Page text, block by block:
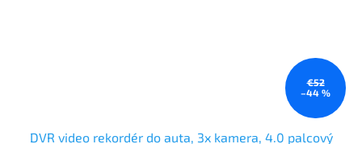
€52
–44 %
DVR video rekordér do auta, 3x kamera, 4.0 palcový